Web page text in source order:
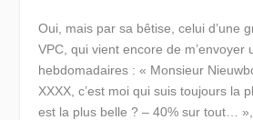
Oui, mais par sa bêtise, celui d’une
VPC, qui vient encore de m’envoyer
hebdomadaires : « Monsieur
XXXX, c’est moi qui suis toujours la
est la plus belle ? – 40% sur tout…